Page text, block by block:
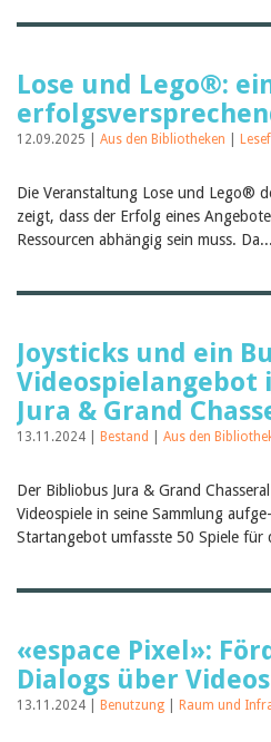
Lose und Lego®:
12.09.2025 | Aus den Bibliotheken
Die Veranstaltung Lose und Lego®
zeigt, dass der Erfolg eines
Ressourcen abhängig sein muss. Da...
Joysticks und ein
Videospielangebot
Jura & Grand
13.11.2024 | Bestand Aus den
Der Bibliobus Jura & Grand
Videospiele in seine Sammlung
Startangebot umfasste 50 Spiele für
«espace Pixel»:
Dialogs über
13.11.2024 | Benutzung Raum und